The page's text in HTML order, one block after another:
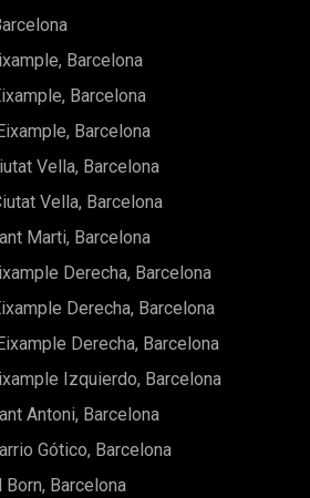
aclamados e íconos
Batlló y la Casa Milà. La ubicación
incomparable y una profunda
de Barcelona.Este apartamento
y una ubicación envidiable,
prestigioso de Barcelona.
Barcelona
Barcelona
Barcelona
Vella, Barcelona
Vella, Barcelona
Marti, Barcelona
Derecha, Barcelona
Derecha, Barcelona
Derecha, Barcelona
Izquierdo, Barcelona
Antoni, Barcelona
Gótico, Barcelona
Barcelona